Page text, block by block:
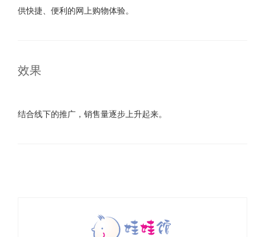
供快捷、便利的网上购物体验。
效果
结合线下的推广，销售量逐步上升起来。